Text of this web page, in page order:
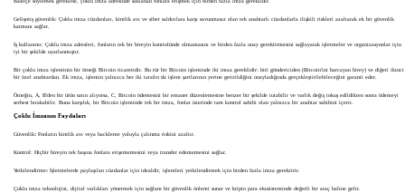
Basitçe söylemek gerekirse, çoklu imza adresinde saklanan fonlara erişmek için birden fazla imza gereklidir.
Gelişmiş güvenlik: Çoklu imza cüzdanları, kimlik avı ve siber saldırılara karşı savunmasız olan tek anahtarlı cüzdanlarla ilişkili riskleri azaltarak ek bir güvenlik
katmanı sağlar.
İş kullanımı: Çoklu imza adresleri, fonların tek bir bireyin kontrolünde olmamasını ve birden fazla onay gerektirmesini sağlayarak işletmeler ve organizasyonlar için
iyi bir şekilde uyarlanmıştır.
Bir çoklu imza işleminin bir örneği Bitcoin ticaretidir. Bu tür bir Bitcoin işleminde iki imza gereklidir: biri göndericiden (Bitcoin'ini harcayan birey) ve diğeri ikinci
bir özel anahtardan. Ek imza, işlemin yalnızca her iki tarafın da işlem şartlarının yerine getirildiğini onayladığında gerçekleştirilebileceğini garanti eder.
Örneğin, A, B'den bir ürün satın alıyorsa, C, Bitcoin ödemesini bir emanet düzenlemesine benzer bir şekilde tutabilir ve varlık değiş tokuş edildikten sonra ödemeyi
serbest bırakabilir. Buna karşılık, bir Bitcoin işleminde tek bir imza, fonlar üzerinde tam kontrol sahibi olan yalnızca bir anahtar sahibini içerir.
Çoklu İmzanın Faydaları
Güvenlik:Fonların kimlik avı veya hackleme yoluyla çalınma riskini azaltır.
Kontrol: Hiçbir bireyin tek başına fonlara erişememesini veya transfer edememesini sağlar.
Yetkilendirme:İşletmelerde paylaşılan cüzdanlar için idealdir, işlemleri yetkilendirmek için birden fazla imza gerektirir.
Çoklu imza teknolojisi, dijital varlıkları yönetmek için sağlam bir güvenlik önlemi sunar ve kripto para ekosisteminde değerli bir araç haline gelir.